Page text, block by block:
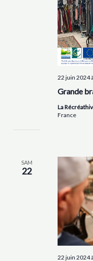
Grande
22 juin 2024
La Récréathiv
France
SAM
22
22 juin 2024